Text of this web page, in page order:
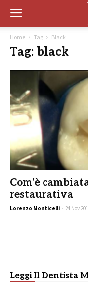
Home Tag Black
Tag: black
Com’è
restaurativa
Lorenzo Monticelli - 24 Nov
Leggi Il Dentista